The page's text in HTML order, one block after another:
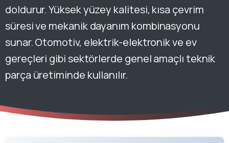
doldurur. Yüksek yüzey kalitesi, kısa çevrim
süresi ve mekanik dayanım kombinasyonu
sunar. Otomotiv, elektrik-elektronik ve ev
gereçleri gibi sektörlerde genel amaçlı teknik
parça üretiminde kullanılır.